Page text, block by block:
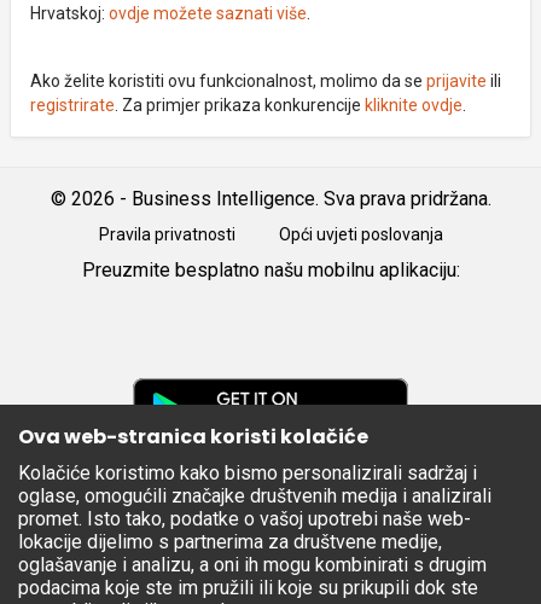
Hrvatskoj: ovdje možete saznati više
Ako želite koristiti ovu funkcionalnost, molimo da se prijavite ili
registrirate . Za primjer prikaza konkurencije kliknite ovdje
© 2026 - Business Intelligence. Sva prava pridržana.
Pravila privatnosti Opći uvjeti poslovanja
Preuzmite besplatno našu mobilnu aplikaciju:
Apple
Store
Ova web-stranica koristi kolačiće
Kolačiće koristimo kako bismo personalizirali sadržaj i
oglase, omogućili značajke društvenih medija i analizirali
promet. Isto tako, podatke o vašoj upotrebi naše web-
lokacije dijelimo s partnerima za društvene medije,
oglašavanje i analizu, a oni ih mogu kombinirati s drugim
podacima koje ste im pružili ili koje su prikupili dok ste